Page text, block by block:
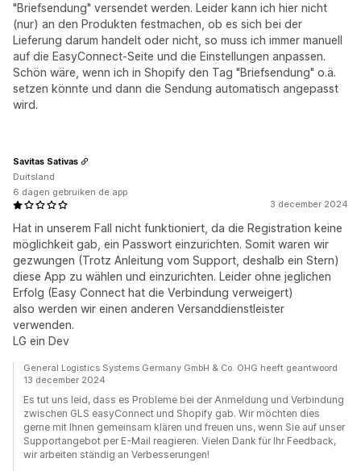
"Briefsendung" versendet werden. Leider kann ich hier nicht
(nur) an den Produkten festmachen, ob es sich bei der
Lieferung darum handelt oder nicht, so muss ich immer manuell
auf die EasyConnect-Seite und die Einstellungen anpassen.
Schön wäre, wenn ich in Shopify den Tag "Briefsendung" o.ä.
setzen könnte und dann die Sendung automatisch angepasst
wird.
3 december 2024
Hat in unserem Fall nicht funktioniert, da die Registration keine
möglichkeit gab, ein Passwort einzurichten. Somit waren wir
gezwungen (Trotz Anleitung vom Support, deshalb ein Stern)
diese App zu wählen und einzurichten. Leider ohne jeglichen
Erfolg (Easy Connect hat die Verbindung verweigert)
also werden wir einen anderen Versanddienstleister
verwenden.
LG ein Dev
Savitas Sativas
Duitsland
6 dagen gebruiken de app
General Logistics Systems Germany GmbH & Co. OHG heeft geantwoord
13 december 2024
Es tut uns leid, dass es Probleme bei der Anmeldung und Verbindung
zwischen GLS easyConnect und Shopify gab. Wir möchten dies
gerne mit Ihnen gemeinsam klären und freuen uns, wenn Sie auf unser
Supportangebot per E-Mail reagieren. Vielen Dank für Ihr Feedback,
wir arbeiten ständig an Verbesserungen!